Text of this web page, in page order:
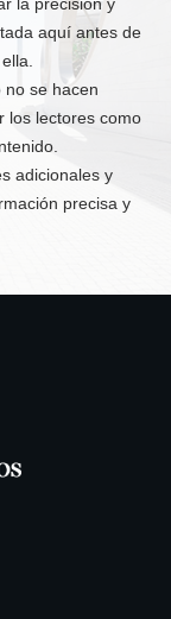
aquí antes de
no se hacen
los lectores como
adicionales y
precisa y